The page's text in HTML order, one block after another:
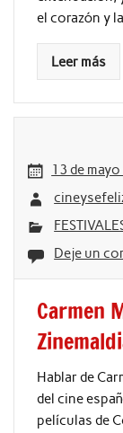
el corazón y
Leer más
13 de
Deje un
Carmen
Hablar de
del cine
películas de